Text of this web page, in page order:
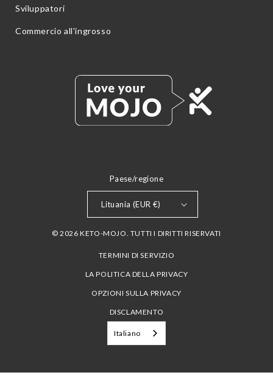
Sviluppatori
Commercio all'ingrosso
Paese/regione
Lituania (EUR €)
© 2026 KETO-MOJO. TUTTI I DIRITTI RISERVATI
TERMINI DI SERVIZIO
LA POLITICA DELLA PRIVACY
OPZIONI SULLA PRIVACY
DISCLAMENTO
Italiano